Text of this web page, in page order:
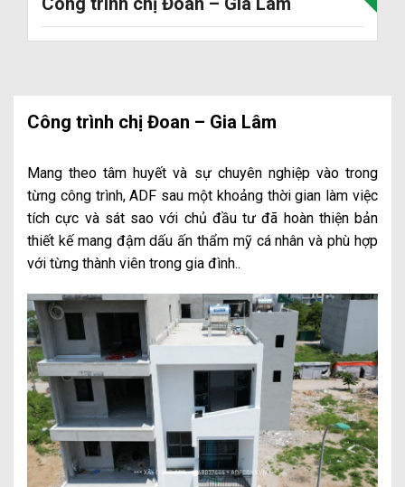
Công trình chị Đoan – Gia Lâm
Mang theo tâm huyết và sự chuyên nghiệp vào trong
từng công trình, ADF sau một khoảng thời gian làm việc
tích cực và sát sao với chủ đầu tư đã hoàn thiện bản
thiết kế mang đậm dấu ấn thẩm mỹ cá nhân và phù hợp
với từng thành viên trong gia đình..